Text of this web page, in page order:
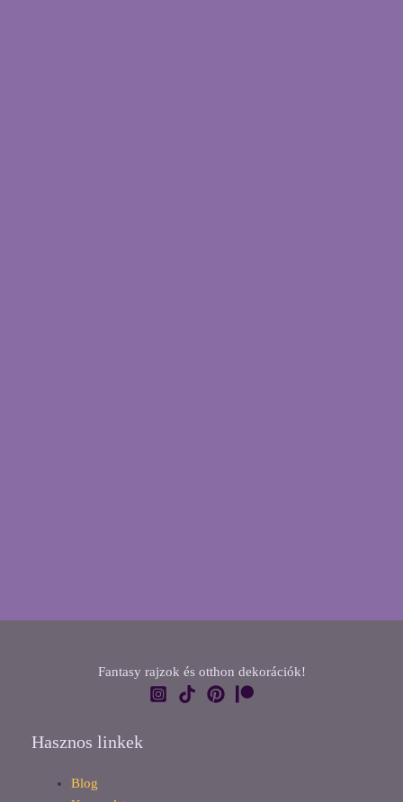
Fantasy rajzok és otthon dekorációk!
Hasznos linkek
Blog